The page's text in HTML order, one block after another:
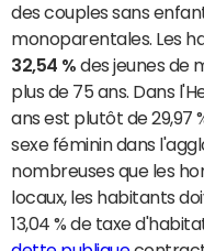
des couples sans
monoparentales. Les
32,54 % des jeunes de
plus de 75 ans. Dans
ans est plutôt de 29,97
sexe féminin dans
nombreuses que les
locaux, les habitants
13,04 % de taxe